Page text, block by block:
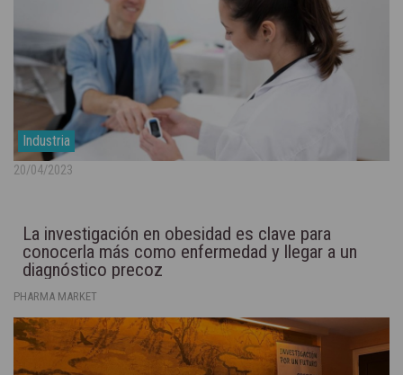
Industria
20/04/2023
La investigación en obesidad es clave para
conocerla más como enfermedad y llegar a un
diagnóstico precoz
PHARMA MARKET